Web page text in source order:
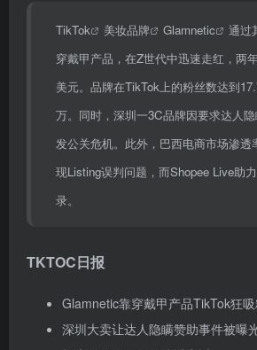
TikTok 美妆品牌 Glamnetic
通过
穿戴甲产品，在Z世代中迅速走红，两
美元。品牌在TikTok上的粉丝数达到
万。同时，深圳一3C品牌因要求达人
发公关危机。此外，巴西电商市场渗透
现Listing误判问题，而Shopee Live助
录。
TKTOC日报
Glamnetic靠穿戴甲产品TikTok狂
深圳大卖让达人隐瞒赞助事件被曝